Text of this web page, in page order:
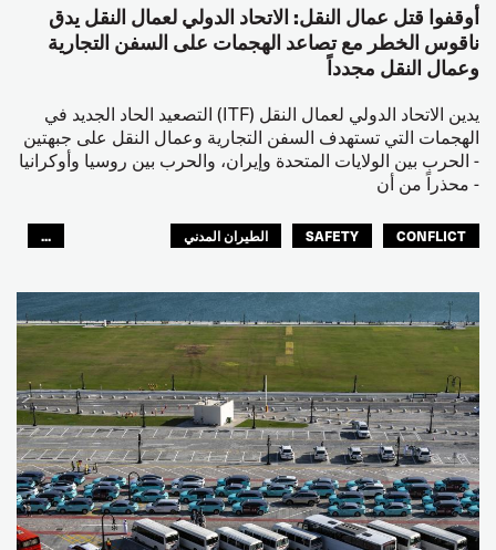
أوقفوا قتل عمال النقل: الاتحاد الدولي لعمال النقل يدق
ناقوس الخطر مع تصاعد الهجمات على السفن التجارية
وعمال النقل مجدداً
يدين الاتحاد الدولي لعمال النقل (ITF) التصعيد الحاد الجديد في
الهجمات التي تستهدف السفن التجارية وعمال النقل على جبهتين
- الحرب بين الولايات المتحدة وإيران، والحرب بين روسيا وأوكرانيا
- محذراً من أن
CONFLICT
SAFETY
الطيران المدني
...